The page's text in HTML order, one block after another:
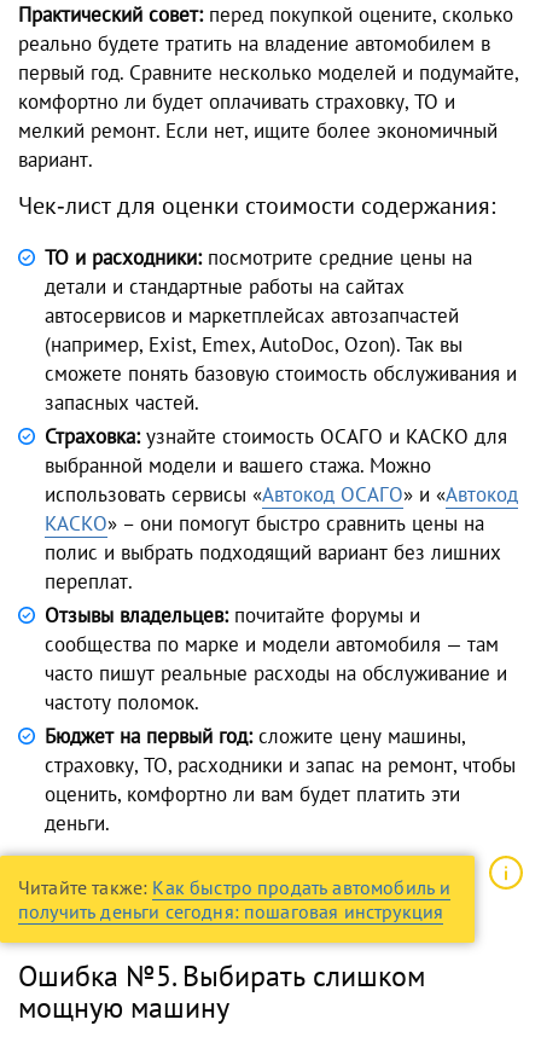
Практический совет: перед покупкой оцените, сколько
реально будете тратить на владение автомобилем в
первый год. Сравните несколько моделей и подумайте,
комфортно ли будет оплачивать страховку, ТО и
мелкий ремонт. Если нет, ищите более экономичный
вариант.
Чек‑лист для оценки стоимости содержания:
ТО и расходники:посмотрите средние цены на
детали и стандартные работы на сайтах
автосервисов и маркетплейсах автозапчастей
(например, Exist, Emex, AutoDoc, Ozon). Так вы
сможете понять базовую стоимость обслуживания и
запасных частей.
Страховка:узнайте стоимость ОСАГО и КАСКО для
выбранной модели и вашего стажа. Можно
использовать сервисы «Автокод ОСАГО» и «Автокод
КАСКО» – они помогут быстро сравнить цены на
полис и выбрать подходящий вариант без лишних
переплат.
Отзывы владельцев:почитайте форумы и
сообщества по марке и модели автомобиля — там
часто пишут реальные расходы на обслуживание и
частоту поломок.
Бюджет на первый год:сложите цену машины,
страховку, ТО, расходники и запас на ремонт, чтобы
оценить, комфортно ли вам будет платить эти
деньги.
Читайте также: Как быстро продать автомобиль и
получить деньги сегодня: пошаговая инструкция
Ошибка №5. Выбирать слишком
мощную машину